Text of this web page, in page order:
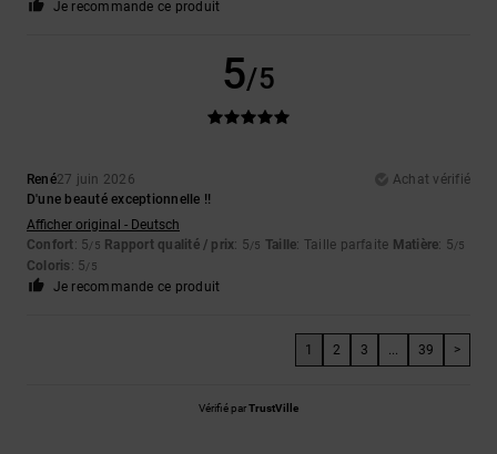
Je recommande ce produit
5/5
René27 juin 2026
Achat vérifié
D'une beauté exceptionnelle !!
Afficher original - Deutsch
Confort: 5/5 Rapport qualité / prix: 5/5 Taille: Taille parfaite Matière: 5/5
Coloris: 5/5
Je recommande ce produit
1 2 3 39 >
Vérifié parTrustVille